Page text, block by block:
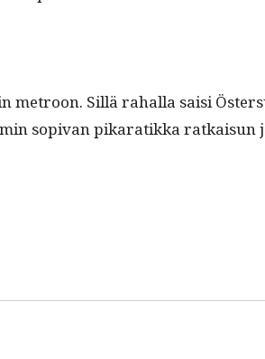
metroon. Sil­lä rahal­la saisi
sopi­van pikaratik­ka ratkaisun